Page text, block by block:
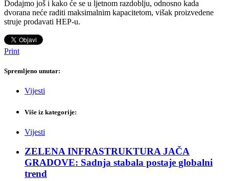
Dodajmo još i kako će se u ljetnom razdoblju, odnosno kada
dvorana neće raditi maksimalnim kapacitetom, višak proizvedene
struje prodavati HEP-u.
Print
Spremljeno unutar:
Vijesti
Više iz kategorije:
Vijesti
ZELENA INFRASTRUKTURA JAČA
GRADOVE: Sadnja stabala postaje globalni
trend